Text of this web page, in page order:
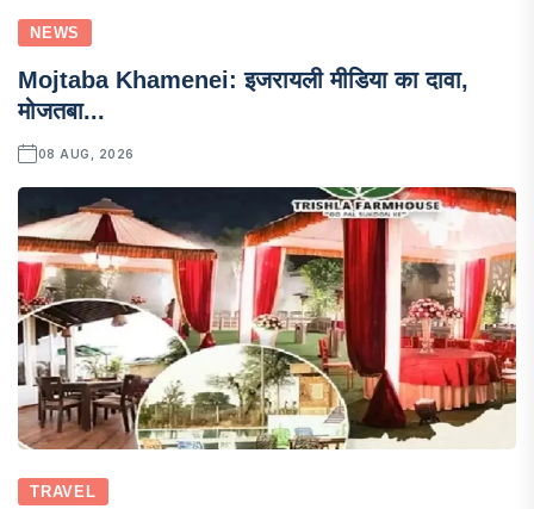
NEWS
Mojtaba Khamenei: इजरायली मीडिया का दावा,
मोजतबा...
08 AUG, 2026
TRAVEL